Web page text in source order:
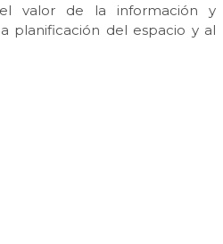
el valor de la información y
planificación del espacio y al